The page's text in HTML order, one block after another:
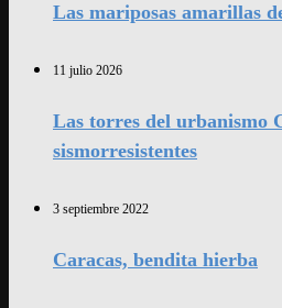
Las mariposas amarillas
11 julio 2026
Las torres del urbanismo
sismorresistentes
3 septiembre 2022
Caracas, bendita hierba